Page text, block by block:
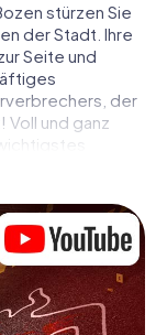
stürzen Sie
der Stadt. Ihre
Seite und
der
und ganz
Navigation
der Tat in
An jedem
so Stück für
als bei
also
frischen Luft